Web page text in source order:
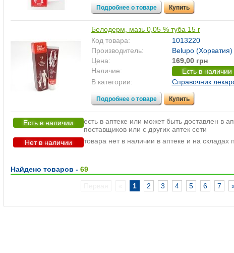
Подробнее о товаре Купить
Белодерм, мазь 0,05 % туба 15 г
Код товара:
1013220
Производитель:
Belupo (Хорватия)
Цена:
169,00 грн
Наличие:
Есть в наличии
В категории:
Справочник
Подробнее о товаре Купить
Есть в наличии
есть в аптеке или может быть доставлен в
поставщиков или с других аптек сети
Нет в наличии
товара нет в наличии в аптеке и на складах
Найдено товаров - 69
1 2 3 4 5 6 7